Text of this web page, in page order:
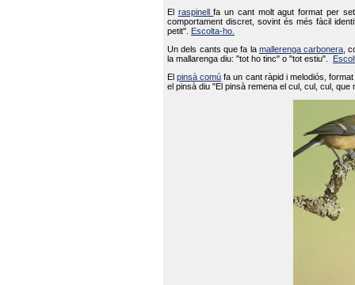
El raspinellfa un cant molt agut format per
comportament discret, sovint és més fàcil
petit".
Escolta-ho.
Un dels cants que fa la mallerenga carbonera ,
la mallarenga diu: "tot ho tinc" o "tot estiu".
Elpinsà comú fa un cant ràpid i melodiós,
el pinsà diu "El pinsà remena el cul, cul, cul,